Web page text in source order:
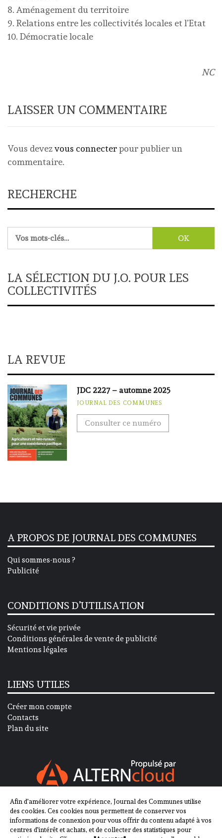
8. Aménagement du territoire
9. Relations entre les collectivités locales et l’Etat
10. Démocratie locale
NC
LAISSER UN COMMENTAIRE
Vous devezvous connecterpour publier un
commentaire.
RECHERCHE
LA SÉLECTION DU J.O. POUR LES
COLLECTIVITÉS
LA REVUE
JDC 2227 – automne 2025
JOURNAL DES COMMUNES
Consulter ce numéro
A PROPOS DE JOURNAL DES COMMUNES
Qui sommes-nous ?
Publicité
CONDITIONS D’UTILISATION
Sécurité et vie privée
Conditions générales de vente de publicité
Mentions légales
LIENS UTILES
Créer mon compte
Contacts
Plan du site
SUIVEZ-NOUS SUR
Afin d'améliorer votre expérience, Journal des Communes utilise
des cookies. Ces cookies nous permettent de conserver vos
informations de connexion pour vous offrir du contenu adapté à vos
centres d'intérêt et achats, et de collecter des statistiques pour